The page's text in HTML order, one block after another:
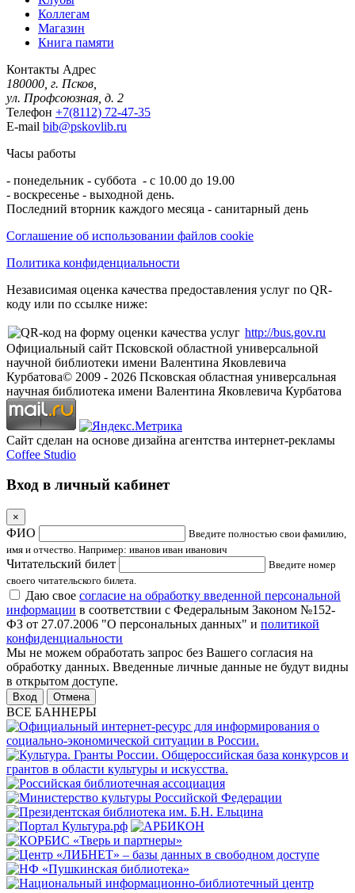
Коллегам
Магазин
Книга памяти
Контакты Адрес
180000, г. Псков,
ул. Профсоюзная, д. 2
Телефон +7(8112) 72-47-35
E-mail bib@pskovlib.ru
Часы работы
- понедельник - суббота - с 10.00 до 19.00
- воскресенье - выходной день.
Последний вторник каждого месяца - санитарный день
Соглашение об использовании файлов cookie
Политика конфиденциальности
Независимая оценка качества предоставления услуг по QR-
коду или по ссылке ниже:
http://bus.gov.ru
Официальный сайт Псковской областной универсальной
научной библиотеки имени Валентина Яковлевича
Курбатова© 2009 - 2026 Псковская областная универсальная
научная библиотека имени Валентина Яковлевича Курбатова
Сайт сделан на основе дизайна агентства интернет-рекламы
Coffee Studio
Вход в личный кабинет
×
ФИО
Введите полностью свои фамилию,
имя и отчество. Например: иванов иван иванович
Читательский билет
Введите номер
своего читательского билета.
Даю свое согласие на обработку введенной персональной
информации в соответствии с Федеральным Законом №152-
ФЗ от 27.07.2006 "О персональных данных" и политикой
конфиденциальности
Мы не можем обработать запрос без Вашего согласия на
обработку данных. Введенные личные данные не будут видны
в открытом доступе.
Отмена
ВСЕ БАННЕРЫ